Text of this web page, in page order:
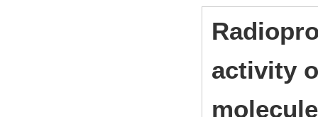
activity